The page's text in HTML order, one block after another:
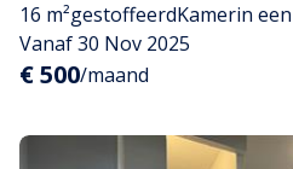
16 m²gestoffeerdKamerin
Vanaf 30 Nov 2025
€ 500/maand